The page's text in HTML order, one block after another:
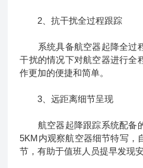
2、抗干扰全过程跟踪
系统具备航空器起降全过
干扰的情况下对航空器进行全
作更加的便捷和简单。
3、远距离细节呈现
航空器起降跟踪系统配备
5KM内观察航空器细节特写，
节，有助于值班人员提早发现